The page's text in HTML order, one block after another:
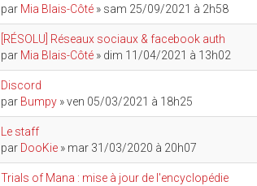
par Mia Blais-Côté » sam 25/09/2021 à 2h58
[RÉSOLU] Réseaux sociaux & facebook auth
par Mia Blais-Côté » dim 11/04/2021 à 13h02
Discord
par Bumpy » ven 05/03/2021 à 18h25
Le staff
par DooKie » mar 31/03/2020 à 20h07
Trials of Mana : mise à jour de l'encyclopédie